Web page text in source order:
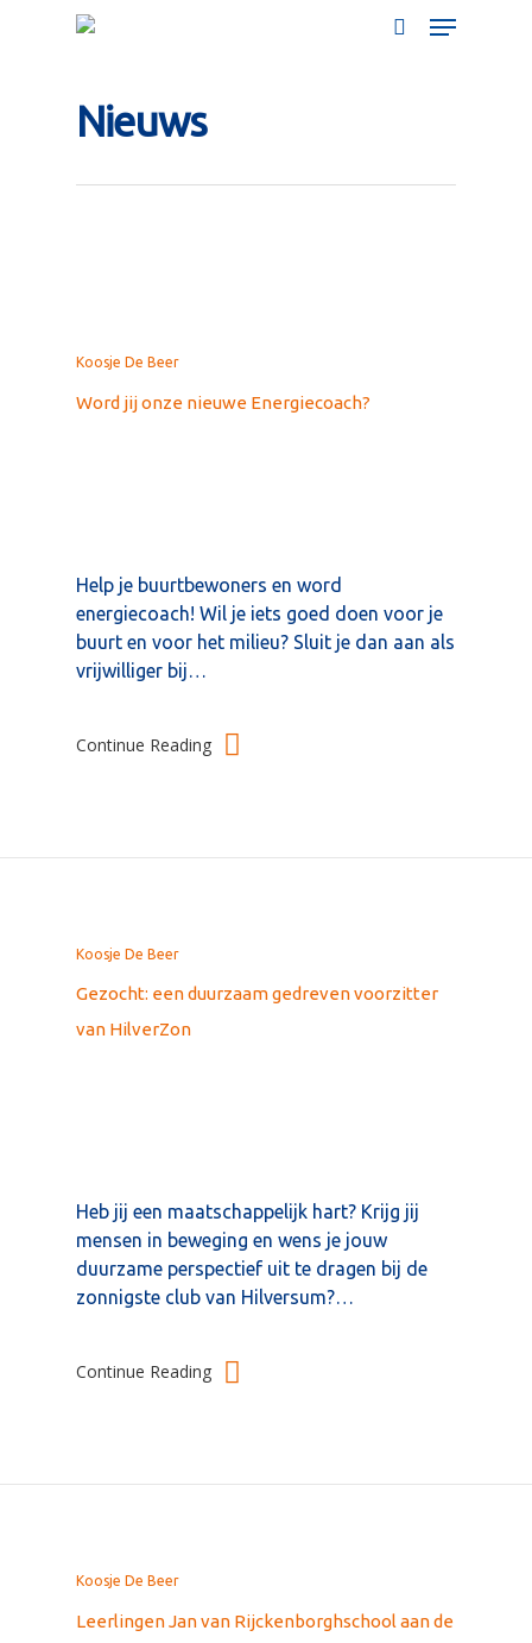
Nieuws
Koosje De Beer
Word jij onze nieuwe Energiecoach?
Help je buurtbewoners en word
energiecoach! Wil je iets goed doen voor je
buurt en voor het milieu? Sluit je dan aan als
vrijwilliger bij…
Continue Reading
Koosje De Beer
Gezocht: een duurzaam gedreven voorzitter
van HilverZon
Heb jij een maatschappelijk hart? Krijg jij
mensen in beweging en wens je jouw
duurzame perspectief uit te dragen bij de
zonnigste club van Hilversum?…
Continue Reading
Koosje De Beer
Leerlingen Jan van Rijckenborghschool aan de